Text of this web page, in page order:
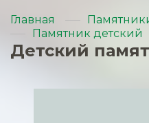
Главная
Памятник детский
Детский